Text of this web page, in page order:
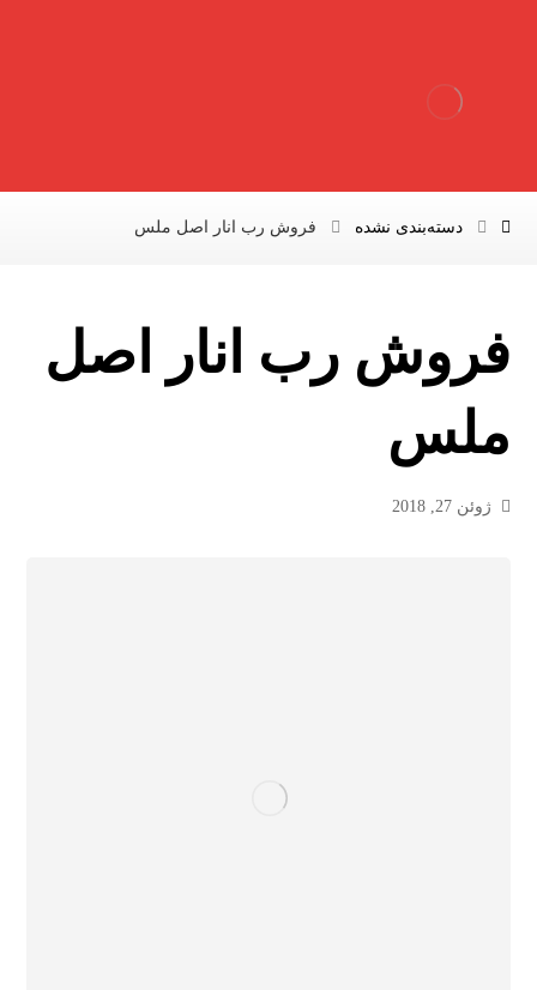
دسته‌بندی نشده فروش رب انار اصل ملس
فروش رب انار اصل
ملس
ژوئن 27, 2018